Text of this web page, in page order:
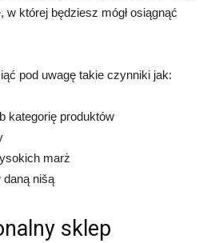
której będziesz mógł osiągnąć
pod uwagę takie czynniki jak:
kategorię produktów
marż
daną nišą
sklep